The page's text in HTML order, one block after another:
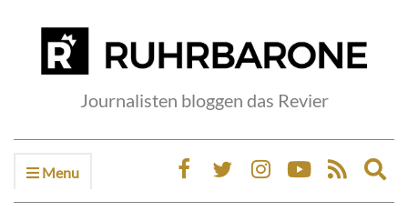
Journalisten bloggen das Revier
Menu